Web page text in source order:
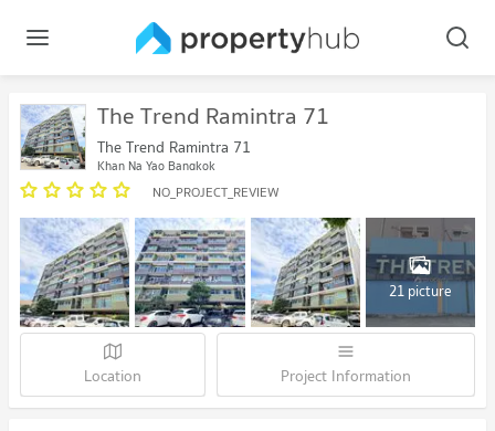
The Trend Ramintra 71
The Trend Ramintra 71
Khan Na Yao Bangkok
NO_PROJECT_REVIEW
21 picture
Location Project Information